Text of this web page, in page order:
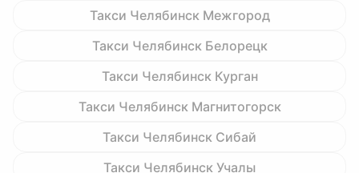
Такси Челябинск Межгород
Такси Челябинск Белорецк
Такси Челябинск Курган
Такси Челябинск Магнитогорск
Такси Челябинск Сибай
Такси Челябинск Учалы